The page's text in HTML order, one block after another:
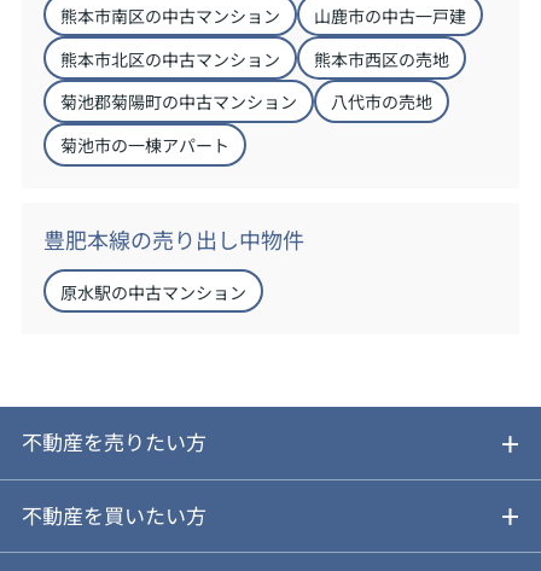
熊本市南区の中古マンション
山鹿市の中古一戸建
熊本市北区の中古マンション
熊本市西区の売地
菊池郡菊陽町の中古マンション
八代市の売地
菊池市の一棟アパート
豊肥本線の売り出し中物件
原水駅の中古マンション
不動産を売りたい方
ご売却ガイド
不動産を買いたい方